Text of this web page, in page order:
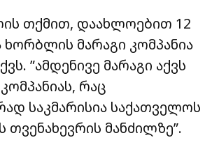
თქმით, დაახლოებით 12
ხორბლის მარაგი კომპანია
”ამდენივე მარაგი აქვს
რაც
საკმარისია საქათველოს
თვენახევრის მანძილზე”.